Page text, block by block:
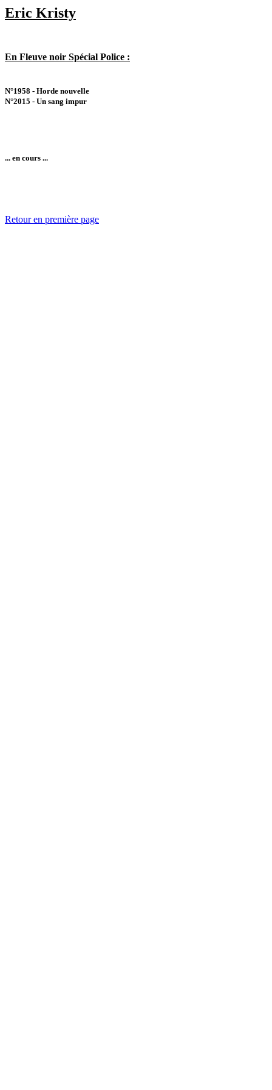
Eric Kristy
En Fleuve noir Spécial Police :
N°1958 - Horde nouvelle
N°2015 - Un sang impur
... en cours ...
Retour en première page